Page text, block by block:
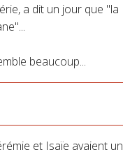
a dit un jour que "la
beaucoup...
et Isaïe avaient un